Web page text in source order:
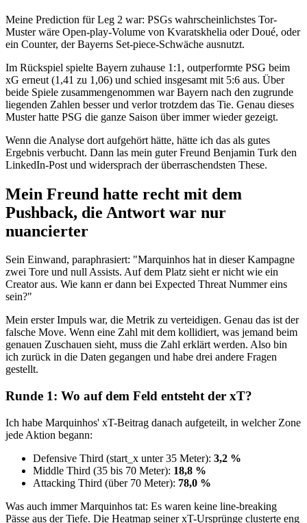
Meine Prediction für Leg 2 war: PSGs wahrscheinlichstes Tor-
Muster wäre Open-play-Volume von Kvaratskhelia oder Doué, oder
ein Counter, der Bayerns Set-piece-Schwäche ausnutzt.
Im Rückspiel spielte Bayern zuhause 1:1, outperformte PSG beim
xG erneut (1,41 zu 1,06) und schied insgesamt mit 5:6 aus. Über
beide Spiele zusammengenommen war Bayern nach den zugrunde
liegenden Zahlen besser und verlor trotzdem das Tie. Genau dieses
Muster hatte PSG die ganze Saison über immer wieder gezeigt.
Wenn die Analyse dort aufgehört hätte, hätte ich das als gutes
Ergebnis verbucht. Dann las mein guter Freund Benjamin Turk den
LinkedIn-Post und widersprach der überraschendsten These.
Mein Freund hatte recht mit dem
Pushback, die Antwort war nur
nuancierter
Sein Einwand, paraphrasiert: "Marquinhos hat in dieser Kampagne
zwei Tore und null Assists. Auf dem Platz sieht er nicht wie ein
Creator aus. Wie kann er dann bei Expected Threat Nummer eins
sein?"
Mein erster Impuls war, die Metrik zu verteidigen. Genau das ist der
falsche Move. Wenn eine Zahl mit dem kollidiert, was jemand beim
genauen Zuschauen sieht, muss die Zahl erklärt werden. Also bin
ich zurück in die Daten gegangen und habe drei andere Fragen
gestellt.
Runde 1: Wo auf dem Feld entsteht der xT?
Ich habe Marquinhos' xT-Beitrag danach aufgeteilt, in welcher Zone
jede Aktion begann:
Defensive Third (start_x unter 35 Meter): 3,2 %
Middle Third (35 bis 70 Meter): 18,8 %
Attacking Third (über 70 Meter): 78,0 %
Was auch immer Marquinhos tat: Es waren keine line-breaking
Pässe aus der Tiefe. Die Heatmap seiner xT-Ursprünge clusterte eng